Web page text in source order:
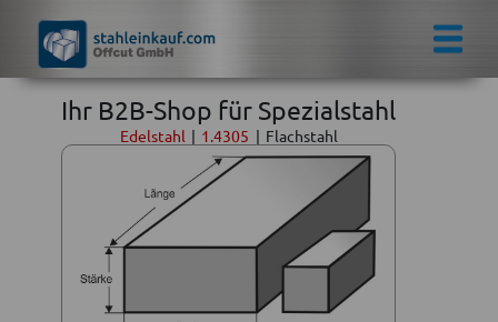
Ihr B2B-Shop für Spezialstahl
Edelstahl | 1.4305 | Flachstahl